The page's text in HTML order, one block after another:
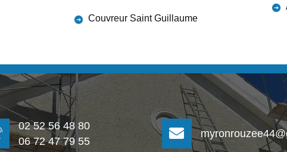
Couvreur Saint Guillaume
02 52 56 48 80
06 72 47 79 55